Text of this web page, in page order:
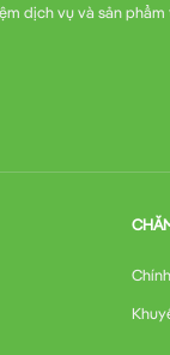
dịch vụ và sản phẩm